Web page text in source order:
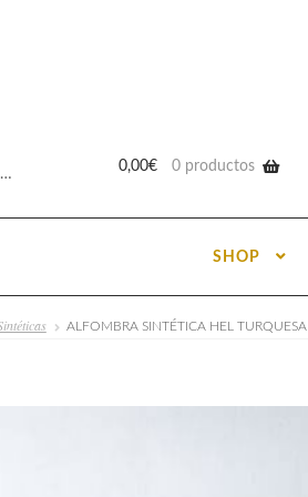
0,00€ 0 productos
SHOP
ALFOMBRA SINTÉTICA HEL TURQUESA